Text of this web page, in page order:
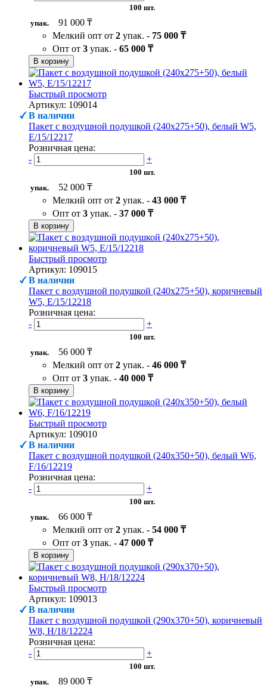
100 шт.
упак.
91 000 ₸
Мелкий опт от 2 упак. - 75 000 ₸
Опт от 3 упак. - 65 000 ₸
В корзину
Быстрый просмотр
Артикул: 109014
В наличии
Пакет с воздушной подушкой (240х275+50), белый W5,
Е/15/12217
Розничная цена:
-
+
100 шт.
упак.
52 000 ₸
Мелкий опт от 2 упак. - 43 000 ₸
Опт от 3 упак. - 37 000 ₸
В корзину
Быстрый просмотр
Артикул: 109015
В наличии
Пакет с воздушной подушкой (240х275+50), коричневый
W5, Е/15/12218
Розничная цена:
-
+
100 шт.
упак.
56 000 ₸
Мелкий опт от 2 упак. - 46 000 ₸
Опт от 3 упак. - 40 000 ₸
В корзину
Быстрый просмотр
Артикул: 109010
В наличии
Пакет с воздушной подушкой (240х350+50), белый W6,
F/16/12219
Розничная цена:
-
+
100 шт.
упак.
66 000 ₸
Мелкий опт от 2 упак. - 54 000 ₸
Опт от 3 упак. - 47 000 ₸
В корзину
Быстрый просмотр
Артикул: 109013
В наличии
Пакет с воздушной подушкой (290х370+50), коричневый
W8, H/18/12224
Розничная цена:
-
+
100 шт.
упак.
89 000 ₸